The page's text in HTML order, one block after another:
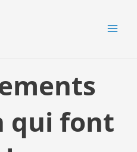
qui font